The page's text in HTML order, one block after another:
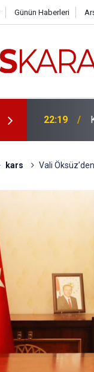
Günün Haberleri
16:15
kars Vali